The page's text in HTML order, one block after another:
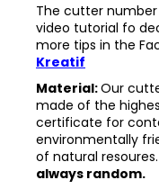
The cutter
video tutorial fo
more tips in the
Kreatif
Material:Our
made of the
certificate for
environmentally
of natural resoures.
always random.